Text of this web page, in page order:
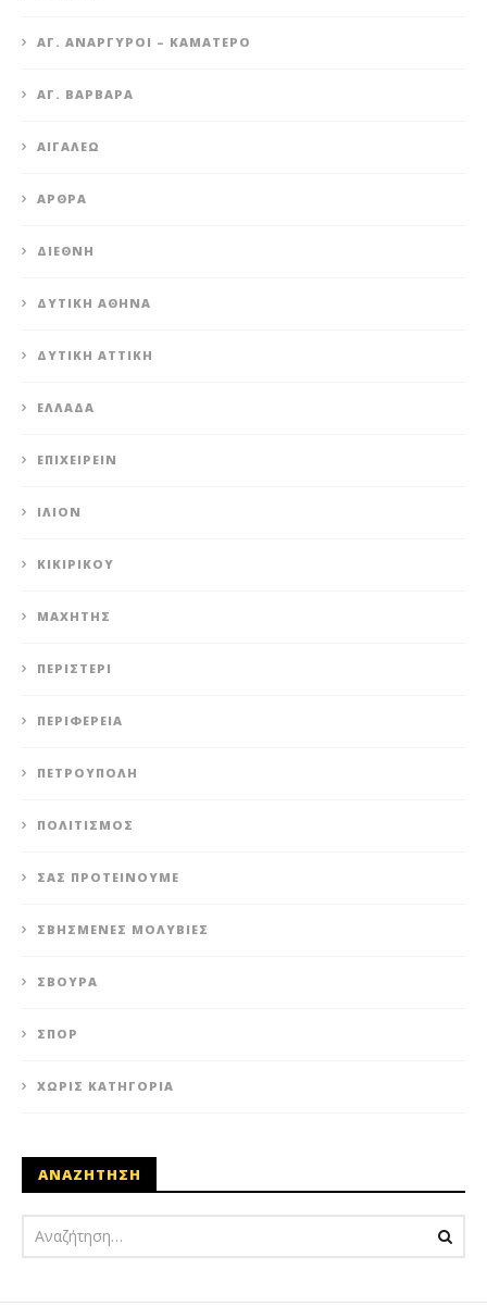
ΆΓ. ΑΝΆΡΓΥΡΟΙ – KΑΜΑΤΕΡΌ
ΑΓ. ΒΑΡΒΆΡΑ
ΑΙΓΆΛΕΩ
ΆΡΘΡΑ
ΔΙΕΘΝΉ
ΔΥΤΙΚΉ ΑΘΉΝΑ
ΔΥΤΙΚΉ ΑΤΤΙΚΉ
ΕΛΛΆΔΑ
ΕΠΙΧΕΙΡΕΊΝ
ΊΛΙΟΝ
ΚΙΚΙΡΙΚΟΥ
ΜΑΧΗΤΗΣ
ΠΕΡΙΣΤΈΡΙ
ΠΕΡΙΦΈΡΕΙΑ
ΠΕΤΡΟΎΠΟΛΗ
ΠΟΛΙΤΙΣΜΌΣ
ΣΑΣ ΠΡΟΤΕΊΝΟΥΜΕ
ΣΒΗΣΜΈΝΕΣ ΜΟΛΥΒΙΈΣ
ΣΒΟΎΡΑ
ΣΠΟΡ
ΧΩΡΊΣ ΚΑΤΗΓΟΡΊΑ
ΑΝΑΖΗΤΗΣΗ